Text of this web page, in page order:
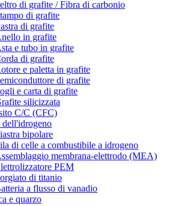
di grafite / Fibra di carbonio
di grafite
di grafite
in grafite
e tubo in grafite
di grafite
e paletta in grafite
di grafite
e carta di grafite
silicizzata
C/C (CFC)
dell'idrogeno
bipolare
di celle a combustibile a idrogeno
membrana-elettrodo (MEA)
PEM
di titanio
a flusso di vanadio
e quarzo